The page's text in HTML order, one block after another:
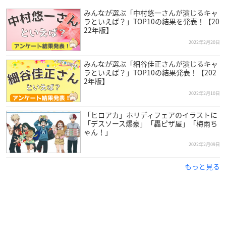
みんなが選ぶ「中村悠一さんが演じるキャ
ラといえば？」TOP10の結果を発表！【20
22年版】
2022年2月20日
みんなが選ぶ「細谷佳正さんが演じるキャ
ラといえば？」TOP10の結果発表！【202
2年版】
2022年2月10日
「ヒロアカ」ホリディフェアのイラストに
「デスソース爆豪」「轟ピザ屋」「梅雨ち
ゃん！」
2022年2月09日
もっと見る